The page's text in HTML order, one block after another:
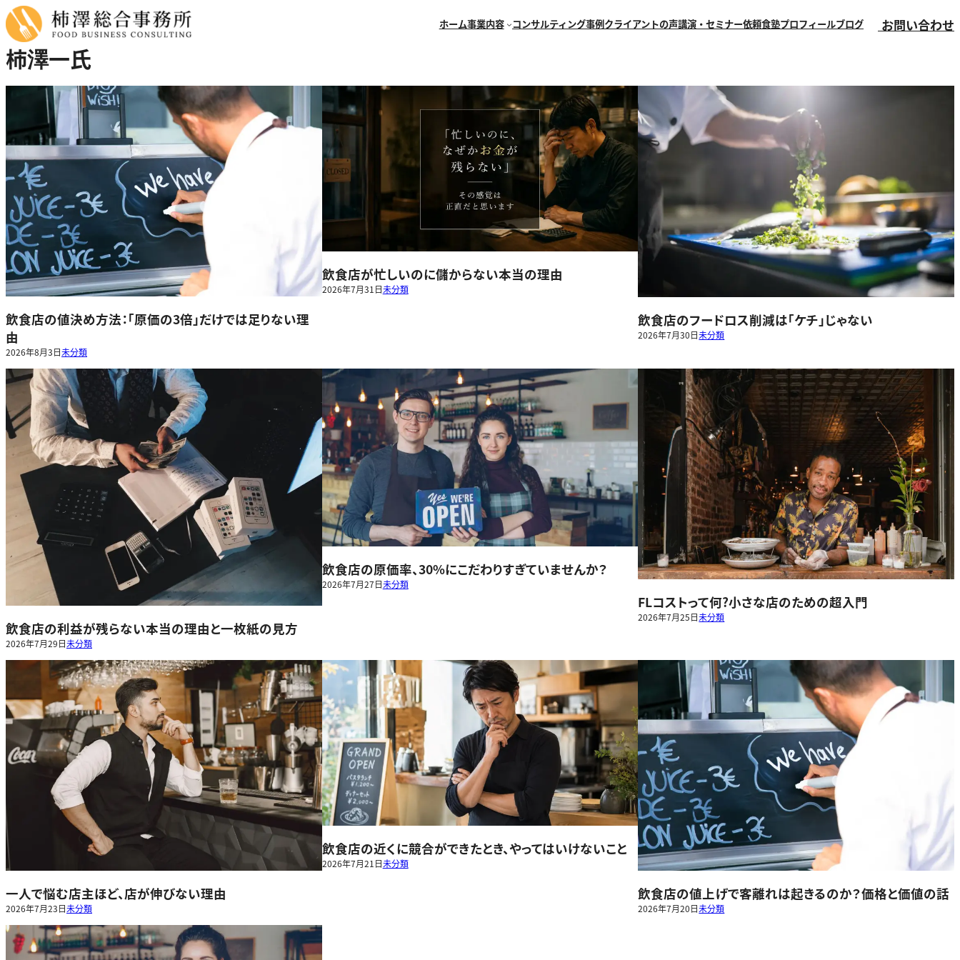
内
容
を
ス
キ
ッ
ホーム事業内容 コンサルティング事例クライアントの声講演・セミナー依頼食塾プロフィールブログ お問い合わせ
柿澤一氏
飲食店の値決め方法：「原価の3倍」だけでは足りない理
由
2026年8月3日未分類
飲食店が忙しいのに儲からない本当の理由
2026年7月31日未分類
飲食店のフードロス削減は「ケチ」じゃない
2026年7月30日未分類
飲食店の利益が残らない本当の理由と一枚紙の見方
2026年7月29日未分類
飲食店の原価率、30%にこだわりすぎていませんか？
2026年7月27日未分類
FLコストって何?小さな店のための超入門
2026年7月25日未分類
一人で悩む店主ほど、店が伸びない理由
2026年7月23日未分類
飲食店の近くに競合ができたとき、やってはいけないこと
2026年7月21日未分類
飲食店の値上げで客離れは起きるのか？価格と価値の話
2026年7月20日未分類